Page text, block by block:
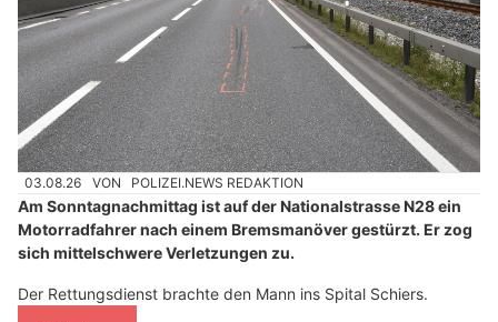
03.08.26 VON POLIZEI.NEWS REDAKTION
Am Sonntagnachmittag ist auf der Nationalstrasse N28 ein
Motorradfahrer nach einem Bremsmanöver gestürzt. Er zog
sich mittelschwere Verletzungen zu.
Der Rettungsdienst brachte den Mann ins Spital Schiers.